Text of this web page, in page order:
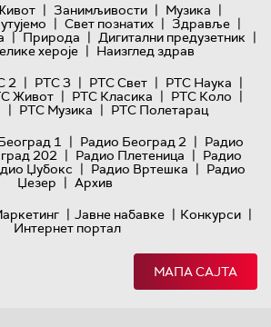
| Занимљивости | Музика |
| Свет познатих | Здравље |
| Природа | Дигитални предузетник |
хероје | Наизглед здрав
2 | РТС 3 | РТС Свет | РТС Наука |
Живот | РТС Класика | РТС Коло |
| РТС Музика | РТС Полетарац
1 | Радио Београд 2 | Радио
202 | Радио Плетеница | Радио
Џубокс | Радио Вртешка | Радио
Џезер | Архив
| Јавне набавке | Конкурси |
Интернет портал
МАПА САЈТА